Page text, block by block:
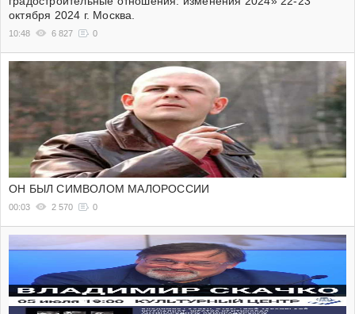
октября 2024 г. Москва.
10:48 6 827 0
ОН БЫЛ СИМВОЛОМ МАЛОРОССИИ
00:03 2 570 0